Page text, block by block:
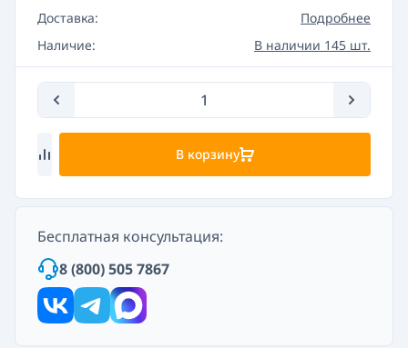
Доставка:
Подробнее
Наличие:
В наличии 145 шт.
В корзину
Бесплатная консультация:
8 (800) 505 7867